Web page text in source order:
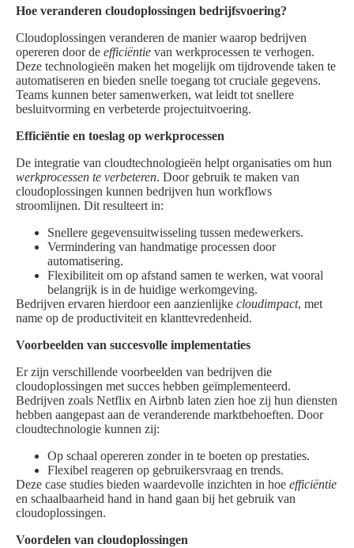
Hoe veranderen cloudoplossingen bedrijfsvoering?
Cloudoplossingen veranderen de manier waarop bedrijven
opereren door de efficiëntie van werkprocessen te verhogen.
Deze technologieën maken het mogelijk om tijdrovende taken te
automatiseren en bieden snelle toegang tot cruciale gegevens.
Teams kunnen beter samenwerken, wat leidt tot snellere
besluitvorming en verbeterde projectuitvoering.
Efficiëntie en toeslag op werkprocessen
De integratie van cloudtechnologieën helpt organisaties om hun
werkprocessen te verbeteren. Door gebruik te maken van
cloudoplossingen kunnen bedrijven hun workflows
stroomlijnen. Dit resulteert in:
Snellere gegevensuitwisseling tussen medewerkers.
Vermindering van handmatige processen door
automatisering.
Flexibiliteit om op afstand samen te werken, wat vooral
belangrijk is in de huidige werkomgeving.
Bedrijven ervaren hierdoor een aanzienlijke cloudimpact, met
name op de productiviteit en klanttevredenheid.
Voorbeelden van succesvolle implementaties
Er zijn verschillende voorbeelden van bedrijven die
cloudoplossingen met succes hebben geïmplementeerd.
Bedrijven zoals Netflix en Airbnb laten zien hoe zij hun diensten
hebben aangepast aan de veranderende marktbehoeften. Door
cloudtechnologie kunnen zij:
Op schaal opereren zonder in te boeten op prestaties.
Flexibel reageren op gebruikersvraag en trends.
Deze case studies bieden waardevolle inzichten in hoe efficiëntie
en schaalbaarheid hand in hand gaan bij het gebruik van
cloudoplossingen.
Voordelen van cloudoplossingen